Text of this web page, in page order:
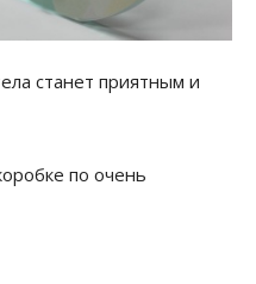
станет приятным и
по очень